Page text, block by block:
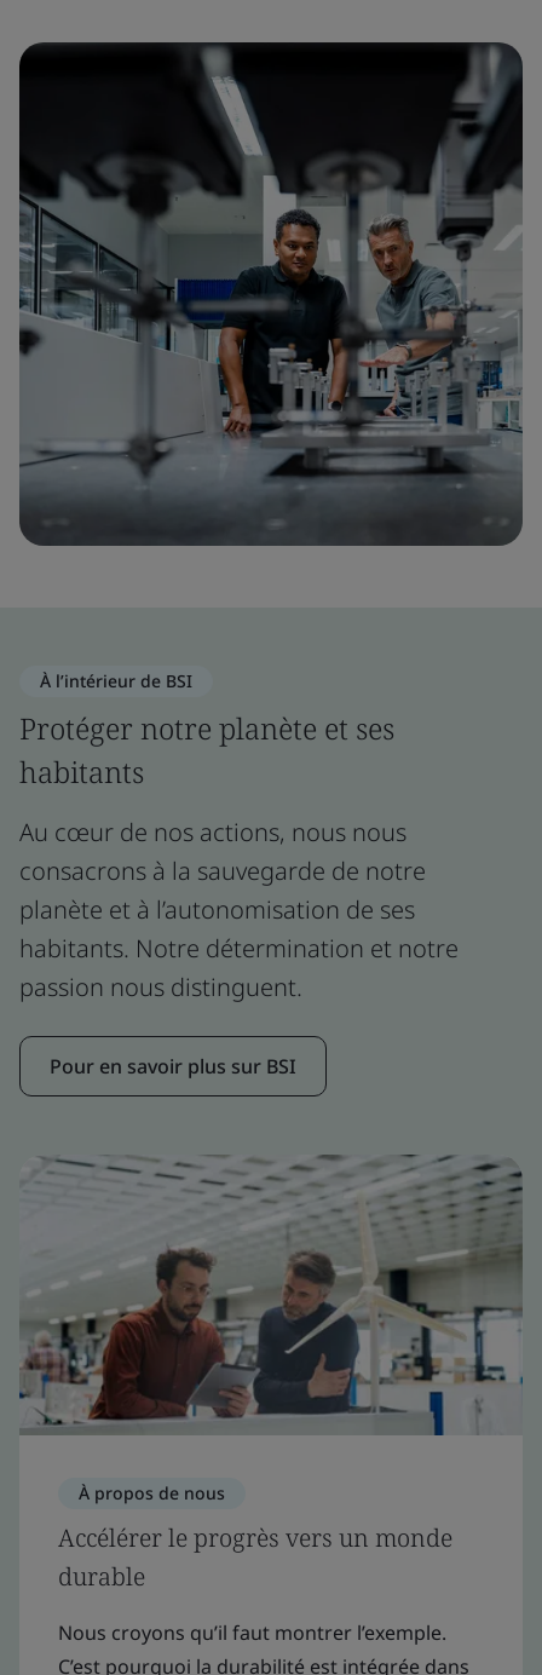
À l’intérieur de BSI
Protéger notre planète et ses
habitants
Au cœur de nos actions, nous nous
consacrons à la sauvegarde de notre
planète et à l’autonomisation de ses
habitants. Notre détermination et notre
passion nous distinguent.
Pour en savoir plus sur BSI
À propos de nous
Accélérer le progrès vers un monde
durable
Nous croyons qu’il faut montrer l’exemple.
C’est pourquoi la durabilité est intégrée dans